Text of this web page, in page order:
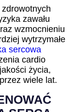
zawału
wzmocnieniu
wytrzymałe
sercowa
cardio
życia,
wiele lat.